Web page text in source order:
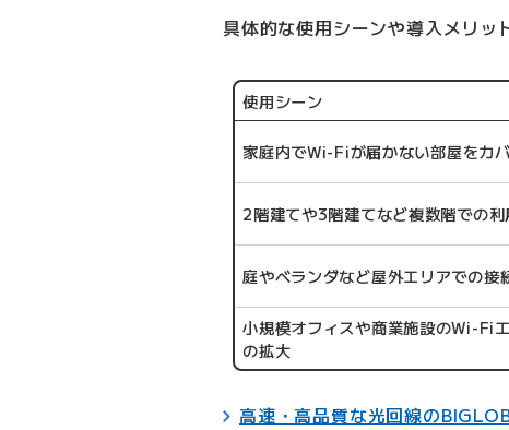
具体的な使用シーンや導入メリッ
使用シーン
家庭内でWi-Fiが届かない部屋をカ
2階建てや3階建てなど複数階での利
庭やベランダなど屋外エリアでの接
小規模オフィスや商業施設のWi-Fi
の拡大
高速・高品質な光回線の